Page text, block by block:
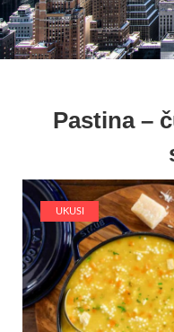
Pastina –
UKUSI